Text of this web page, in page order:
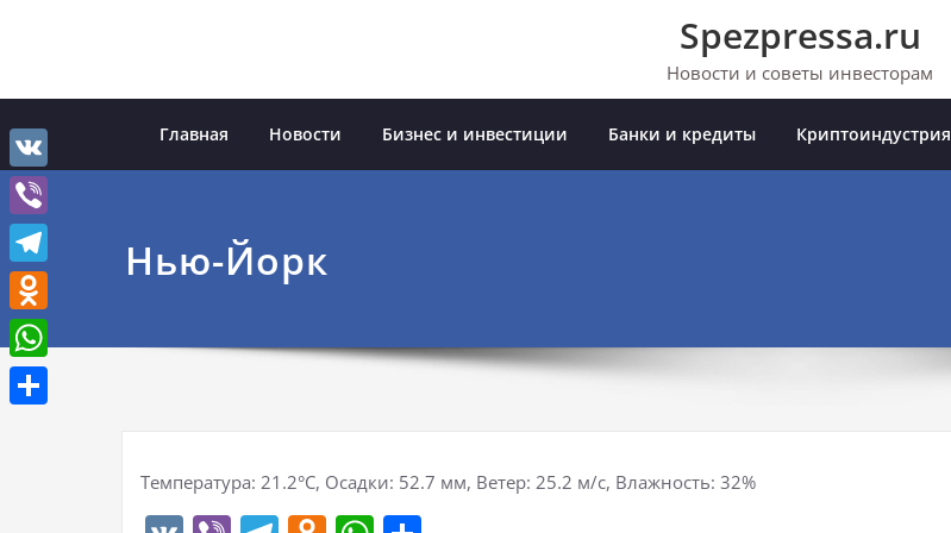
Spezpressa.ru
Новости и советы инвесторам
Главная Новости Бизнес и инвестиции Банки и кредиты Криптоиндустрия
Нью-Йорк
Температура: 21.2°C, Осадки: 52.7 мм, Ветер: 25.2 м/с, Влажность: 32%
VK
Viber
Telegram
Odnoklassniki
WhatsApp